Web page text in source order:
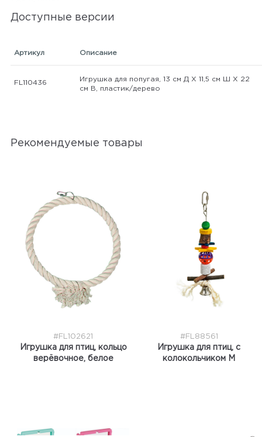
Доступные версии
Артикул Описание
FL110436
Игрушка для попугая, 13 см Д Х 11,5 см Ш Х 22
см В, пластик/дерево
Рекомендуемые товары
#FL102621
Игрушка для птиц, кольцо
верёвочное, белое
#FL88561
Игрушка для птиц, с
колокольчиком М